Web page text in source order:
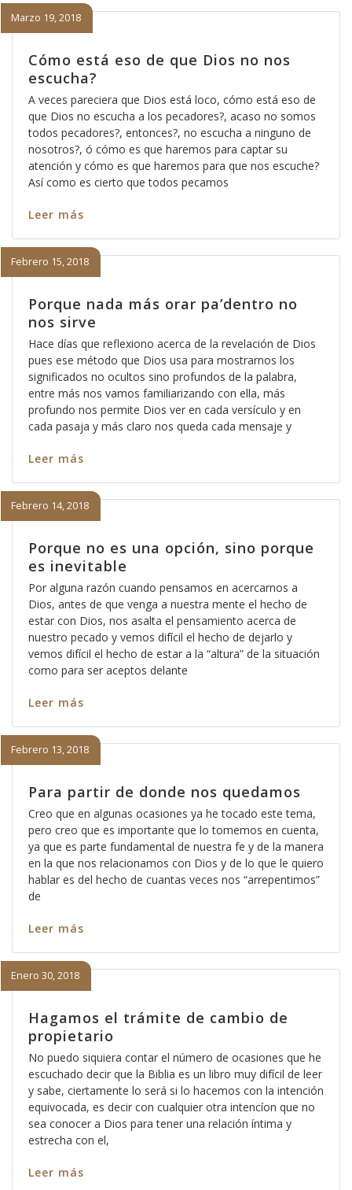
Cómo está eso de que Dios no nos
escucha?
Marzo 19, 2018
A veces pareciera que Dios está loco, cómo está eso de
que Dios no escucha a los pecadores?, acaso no somos
todos pecadores?, entonces?, no escucha a ninguno de
nosotros?, ó cómo es que haremos para captar su
atención y cómo es que haremos para que nos escuche?
Así como es cierto que todos pecamos
Leer más
Porque nada más orar pa’dentro no
nos sirve
Febrero 15, 2018
Hace días que reflexiono acerca de la revelación de Dios
pues ese método que Dios usa para mostrarnos los
significados no ocultos sino profundos de la palabra,
entre más nos vamos familiarizando con ella, más
profundo nos permite Dios ver en cada versículo y en
cada pasaja y más claro nos queda cada mensaje y
Leer más
Porque no es una opción, sino porque
es inevitable
Febrero 14, 2018
Por alguna razón cuando pensamos en acercarnos a
Dios, antes de que venga a nuestra mente el hecho de
estar con Dios, nos asalta el pensamiento acerca de
nuestro pecado y vemos difícil el hecho de dejarlo y
vemos difícil el hecho de estar a la “altura” de la situación
como para ser aceptos delante
Leer más
Para partir de donde nos quedamos
Febrero 13, 2018
Creo que en algunas ocasiones ya he tocado este tema,
pero creo que es importante que lo tomemos en cuenta,
ya que es parte fundamental de nuestra fe y de la manera
en la que nos relacionamos con Dios y de lo que le quiero
hablar es del hecho de cuantas veces nos “arrepentimos”
de
Leer más
Hagamos el trámite de cambio de
propietario
Enero 30, 2018
No puedo siquiera contar el número de ocasiones que he
escuchado decir que la Biblia es un libro muy difícil de leer
y sabe, ciertamente lo será si lo hacemos con la intención
equivocada, es decir con cualquier otra intencíon que no
sea conocer a Dios para tener una relación íntima y
estrecha con el,
Leer más